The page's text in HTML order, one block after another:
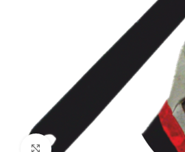
Mărește imaginea